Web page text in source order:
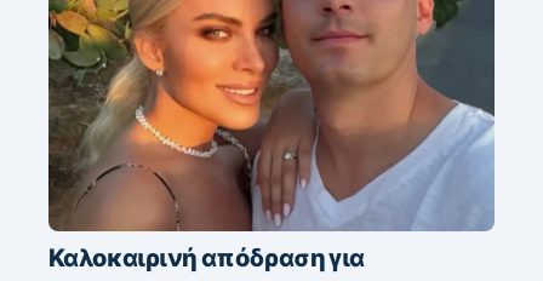
Καλοκαιρινή απόδραση για